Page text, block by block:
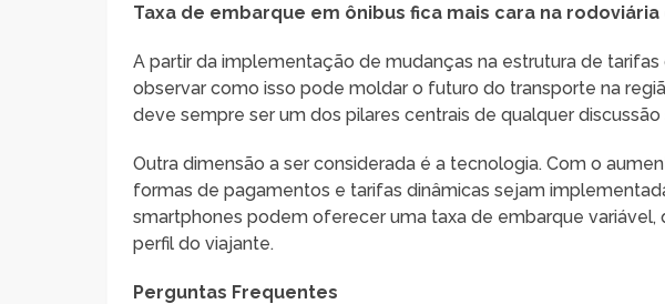
Taxa de embarque em ônibus fica mais cara na
A partir da implementação de mudanças na estrutura de
observar como isso pode moldar o futuro do transporte na
deve sempre ser um dos pilares centrais de qualquer
Outra dimensão a ser considerada é a tecnologia. Com o
formas de pagamentos e tarifas dinâmicas sejam
smartphones podem oferecer uma taxa de embarque variável,
perfil do viajante.
Perguntas Frequentes